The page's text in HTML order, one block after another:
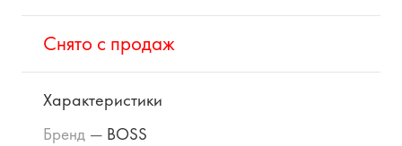
Cнято с продаж
Характеристики
Бренд — BOSS